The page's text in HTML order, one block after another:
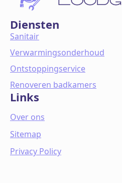
Diensten
Sanitair
Verwarmingsonderhoud
Ontstoppingservice
Renoveren badkamers
Links
Over ons
Sitemap
Privacy Policy